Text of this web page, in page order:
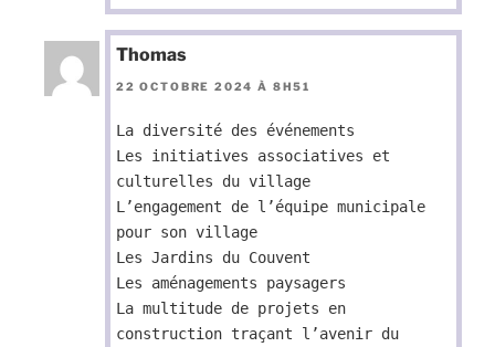
Thomas
22 OCTOBRE 2024 À 8H51
La diversité des événements
Les initiatives associatives et
culturelles du village
L’engagement de l’équipe municipale
pour son village
Les Jardins du Couvent
Les aménagements paysagers
La multitude de projets en
construction traçant l’avenir du